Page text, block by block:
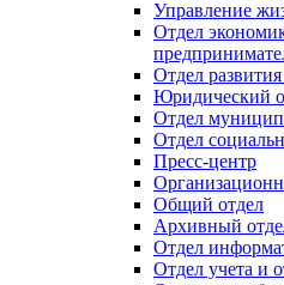
Управление
Отдел
Отдел развития
Юридический
Отдел
Отдел
Пресс-центр
Общий отдел
Архивный
Отдел
Отдел учета и